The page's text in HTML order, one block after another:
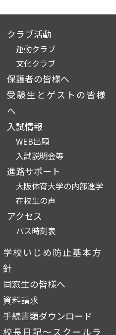
クラブ活動
運動クラブ
文化クラブ
保護者の皆様へ
受験生とゲストの皆様
へ
入試情報
WEB出願
入試説明会等
進路サポート
大阪体育大学の内部進学
在校生の声
アクセス
バス時刻表
学校いじめ防止基本方
針
同窓生の皆様へ
資料請求
手続書類ダウンロード
校長日記～スクールラ